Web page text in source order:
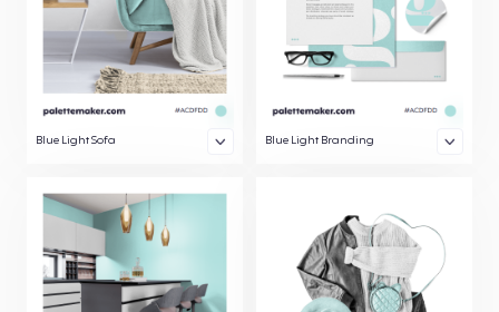
Blue Light Sofa Blue Light Branding